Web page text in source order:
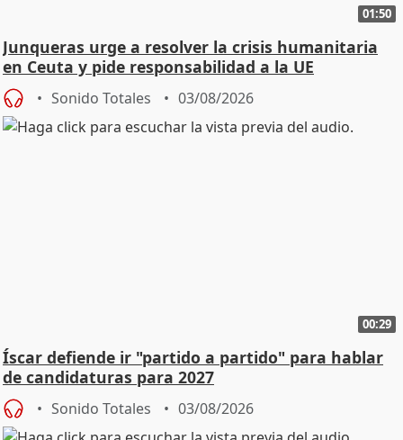
01:50
Junqueras urge a resolver la crisis humanitaria
en Ceuta y pide responsabilidad a la UE
Sonido Totales 03/08/2026
00:29
Íscar defiende ir "partido a partido" para hablar
de candidaturas para 2027
Sonido Totales 03/08/2026